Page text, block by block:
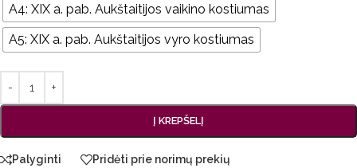
A4: XIX a. pab. Aukštaitijos vaikino kostiumas
A5: XIX a. pab. Aukštaitijos vyro kostiumas
Į KREPŠELĮ
Palyginti Pridėti prie norimų prekių